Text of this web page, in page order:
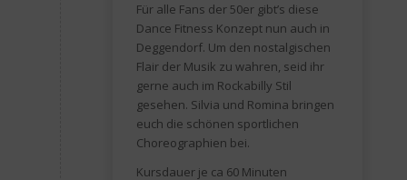
Für alle Fans der 50er gibt’s diese
Dance Fitness Konzept nun auch in
Deggendorf. Um den nostalgischen
Flair der Musik zu wahren, seid ihr
gerne auch im Rockabilly Stil
gesehen. Silvia und Romina bringen
euch die schönen sportlichen
Choreographien bei.
Kursdauer je ca 60 Minuten